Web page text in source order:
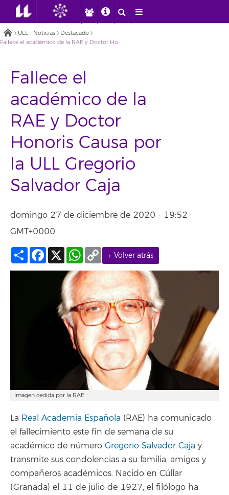
ULL - Noticias
Destacado
Fallece el académico de la RAE y Doctor Honoris Causa por la ULL Gregorio Salvador Caja
Fallece el
académico de la
RAE y Doctor
Honoris Causa por
la ULL Gregorio
Salvador Caja
domingo 27 de diciembre de 2020 - 19:52
GMT+0000
← Volver atrás
Compartir
Facebook
X WhatsApp
Copy
Link
Imagen cedida por la RAE
La Real Academia Española (RAE) ha comunicado
el fallecimiento este fin de semana de su
académico de número Gregorio Salvador Caja y
transmite sus condolencias a su familia, amigos y
compañeros académicos. Nacido en Cúllar
(Granada) el 11 de julio de 1927, el filólogo ha